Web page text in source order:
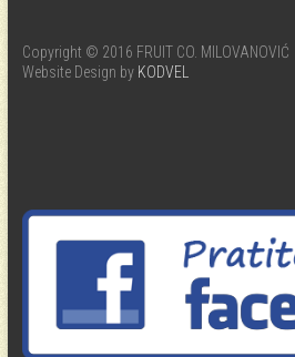
Copyright © 2016 FRUIT CO. MILOVANOVIĆ
Website Design by KODVEL